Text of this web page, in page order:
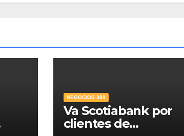
NEGOCIOS 360
Va Scotiabank por
clientes de